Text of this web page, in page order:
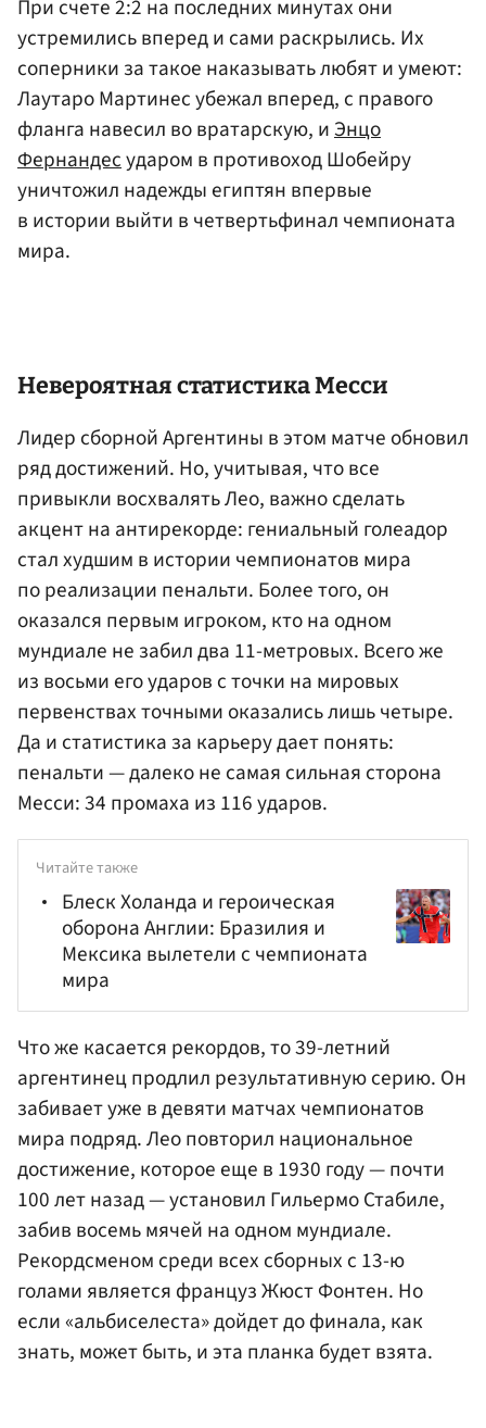
При счете 2:2 на последних минутах они
устремились вперед и сами раскрылись. Их
соперники за такое наказывать любят и умеют:
Лаутаро Мартинес убежал вперед, с правого
фланга навесил во вратарскую, иЭнцо
Фернандесударом в противоход Шобейру
уничтожил надежды египтян впервые
в истории выйти в четвертьфинал чемпионата
мира.
Невероятная статистика Месси
Лидер сборной Аргентины в этом матче обновил
ряд достижений. Но, учитывая, что все
привыкли восхвалять Лео, важно сделать
акцент на антирекорде: гениальный голеадор
стал худшим в истории чемпионатов мира
по реализации пенальти. Более того, он
оказался первым игроком, кто на одном
мундиале не забил два 11-метровых. Всего же
из восьми его ударов с точки на мировых
первенствах точными оказались лишь четыре.
Да и статистика за карьеру дает понять:
пенальти — далеко не самая сильная сторона
Месси: 34 промаха из 116 ударов.
Читайте также
Блеск Холанда и героическая
оборона Англии: Бразилия и
Мексика вылетели с чемпионата
мира
Что же касается рекордов, то 39-летний
аргентинец продлил результативную серию. Он
забивает уже в девяти матчах чемпионатов
мира подряд. Лео повторил национальное
достижение, которое еще в 1930 году — почти
100 лет назад — установил Гильермо Стабиле,
забив восемь мячей на одном мундиале.
Рекордсменом среди всех сборных с 13-ю
голами является французЖюст Фонтен. Но
если «альбиселеста» дойдет до финала, как
знать, может быть, и эта планка будет взята.